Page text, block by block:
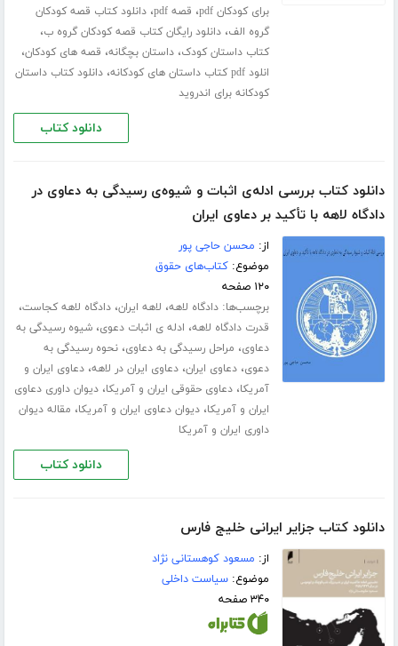
برای کودکان pdf
، قصه pdf ،دانلود کتاب قصه کودکان
گروه الف،دانلود رایگان کتاب قصه کودکان گروه ب،
کتاب داستان کودک،داستان بچگانه، قصه های کودکان،
انلود pdf کتاب داستان های کودکانه ،دانلود کتاب داستان
کودکانه برای اندروید
دانلود کتاب
دانلود کتاب بررسی ادله‌ی اثبات و شیوه‌ی رسیدگی به دعاوی در
دادگاه لاهه با تأکید بر دعاوی ایران
از: محسن حاجی پور
موضوع:کتاب‌های حقوق
۱۲۰ صفحه
برچسب‌ها:دادگاه لاهه، لاهه ایران،دادگاه لاهه کجاست،
قدرت دادگاه لاهه، ادله ی اثبات دعوی،شیوه رسیدگی به
دعاوی، مراحل رسیدگی به دعاوی،نحوه رسیدگی به
دعوی،دعاوی ایران،دعاوی ایران در لاهه،دعاوی ایران و
آمریکا،دعاوی حقوقی ایران و آمریکا،دیوان داوری دعاوی
ایران و آمریکا،دیوان دعاوی ایران و آمریکا، مقاله دیوان
داوری ایران و آمریکا
دانلود کتاب
دانلود کتاب جزایر ایرانی خلیج فارس
از: مسعود کوهستانی نژاد
موضوع:سیاست داخلی
۳۴۰ صفحه